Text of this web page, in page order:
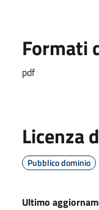
Formati
pdf
Licenza
Pubblico dominio
Ultimo